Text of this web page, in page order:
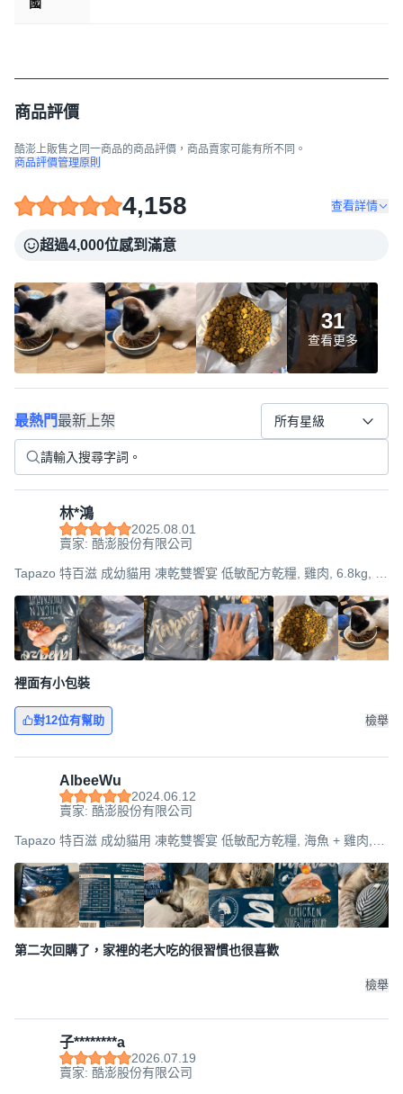
商品評價
酷澎上販售之同一商品的商品評價，商品賣家可能有所不同。
商品評價管理原則
4,158 查看詳情
超過4,000位感到滿意
31
查看更多
最熱門最新上架 所有星級
林*鴻
2025.08.01
賣家: 酷澎股份有限公司
Tapazo 特百滋 成幼貓用 凍乾雙饗宴 低敏配方乾糧, 雞肉, 6.8kg, 1
裡面有小包裝
對12位有幫助 檢舉
AlbeeWu
2024.06.12
賣家: 酷澎股份有限公司
Tapazo 特百滋 成幼貓用 凍乾雙饗宴 低敏配方乾糧, 海魚 + 雞肉,
第二次回購了，家裡的老大吃的很習慣也很喜歡
檢舉
子********a
2026.07.19
賣家: 酷澎股份有限公司